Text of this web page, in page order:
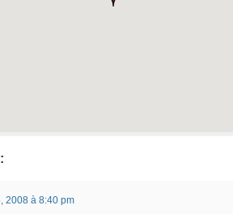
2008 à 8:40 pm